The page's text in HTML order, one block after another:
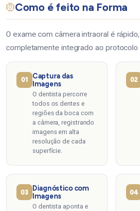
Como é feito na Forma
O exame com câmera intraoral é
completamente integrado ao protocolo
01
Captura das
Imagens
O dentista percorre
todos os dentes e
regiões da boca com
a câmera, registrando
imagens em alta
resolução de cada
superfície.
02
03
Diagnóstico com
Imagens
O dentista aponta e
04